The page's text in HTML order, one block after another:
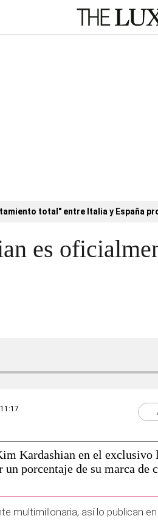
total" entre Italia y España
es
Kardashian en el exclusivo
un porcentaje de su marca de
multimillonaria, así lo publican en